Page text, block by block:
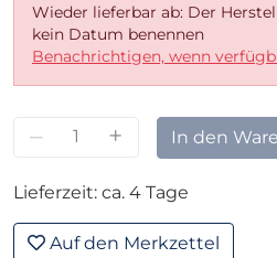
Wieder lieferbar ab: Der
kein Datum benennen
Benachrichtigen, wenn
– + In den
Lieferzeit: ca. 4 Tage
Auf den Merkzettel